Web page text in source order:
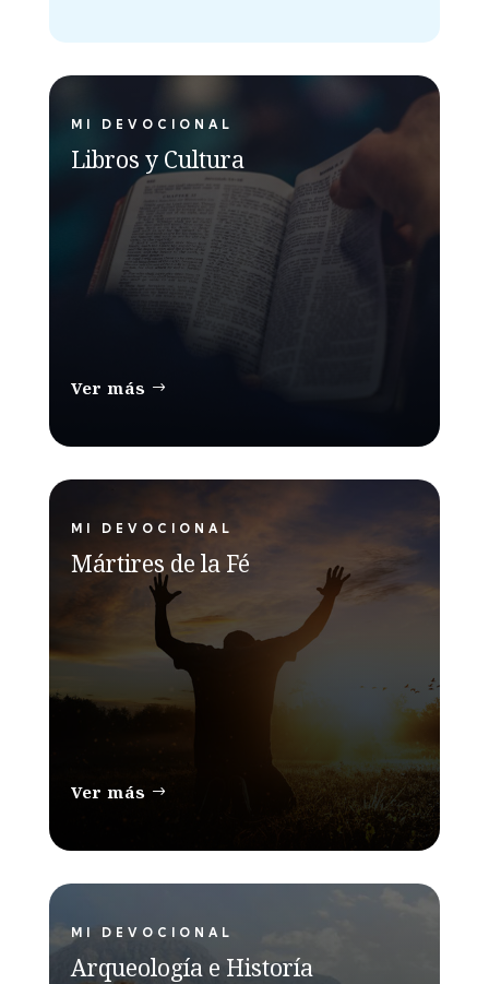
MI DEVOCIONAL
Libros y Cultura
Ver más
MI DEVOCIONAL
Mártires de la Fé
Ver más
MI DEVOCIONAL
Arqueología e Historía